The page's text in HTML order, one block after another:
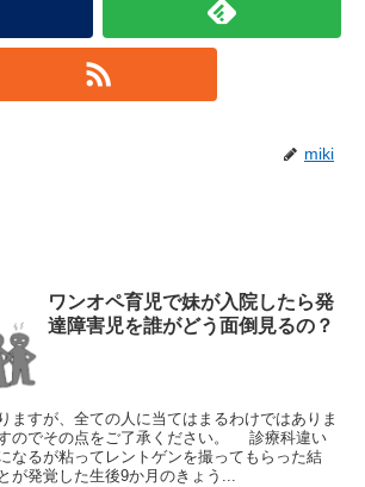
miki
ワンオペ育児で妹が入院したら発
達障害児を誰がどう面倒見るの？
ますが、全ての人に当てはまるわけではありま
のでその点をご了承ください。 診療科違い
なるが粘ってレントゲンを撮ってもらった結
が発覚した生後9か月のきょう...